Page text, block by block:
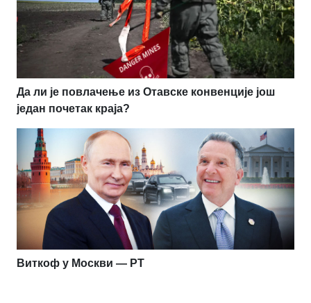
Да ли је повлачење из Отавске конвенције још
један почетак краја?
Виткоф у Москви — РТ